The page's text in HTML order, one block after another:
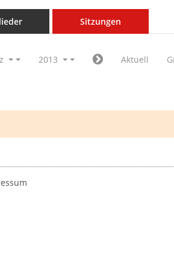
Sitzungen
2013 Aktuell